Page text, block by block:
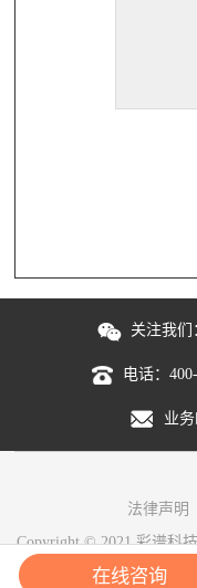
关注我们
电话：
业务
法律声明
Copyright © 2021 彩谱科
在线咨询